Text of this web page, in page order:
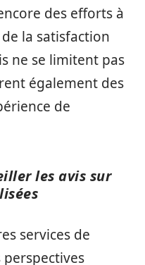
des efforts à
la satisfaction
ne se limitent pas
également des
de
les avis sur
services de